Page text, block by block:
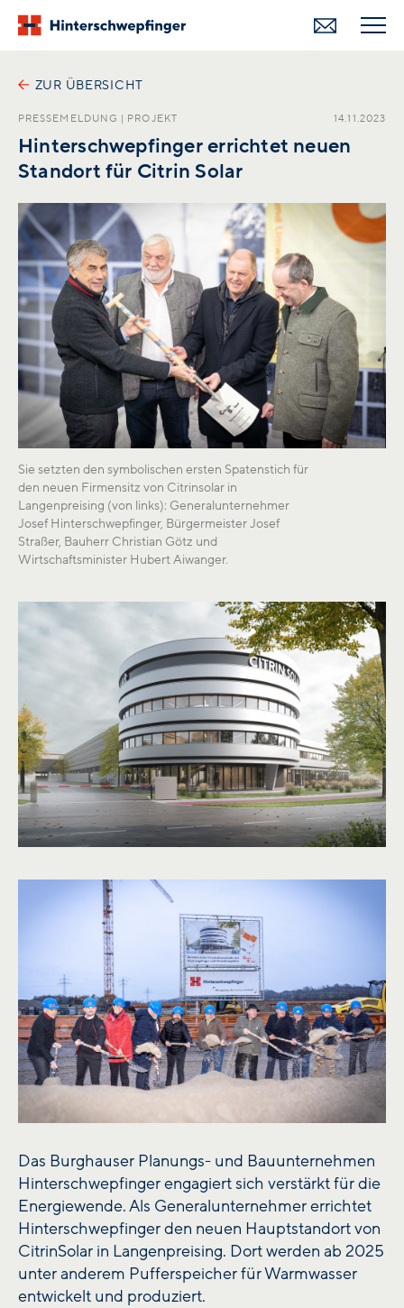
PRESSEMELDUNG | PROJEKT 14.11.2023
ZUR ÜBERSICHT
Hinterschwepfinger errichtet neuen
Standort für Citrin Solar
Das Burghauser Planungs- und Bauunternehmen
Hinterschwepfinger engagiert sich verstärkt für die
Energiewende. Als Generalunternehmer errichtet
Hinterschwepfinger den neuen Hauptstandort von
CitrinSolar in Langenpreising. Dort werden ab 2025
unter anderem Pufferspeicher für Warmwasser
entwickelt und produziert.
Sie setzten den symbolischen ersten Spatenstich für
den neuen Firmensitz von Citrinsolar in
Langenpreising (von links): Generalunternehmer
Josef Hinterschwepfinger, Bürgermeister Josef
Straßer, Bauherr Christian Götz und
Wirtschaftsminister Hubert Aiwanger.